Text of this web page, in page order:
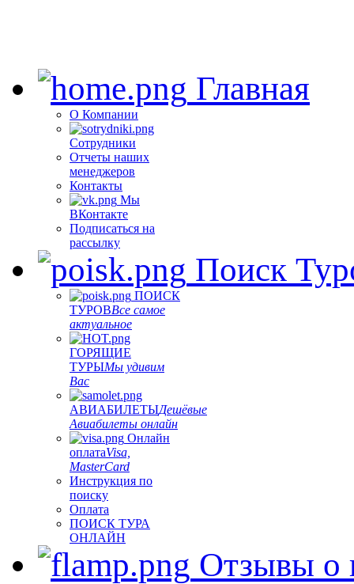
Главная
О Компании
Сотрудники
Отчеты наших
менеджеров
Контакты
Мы
ВКонтакте
Подписаться на
рассылку
Поиск
ПОИСК
ТУРОВВсе самое
актуальное
ГОРЯЩИЕ
ТУРЫМы удивим
Вас
АВИАБИЛЕТЫДешёвые
Авиабилеты онлайн
Онлайн
оплатаVisa,
MasterCard
Инструкция по
поиску
Оплата
ПОИСК ТУРА
ОНЛАЙН
Отзывы о